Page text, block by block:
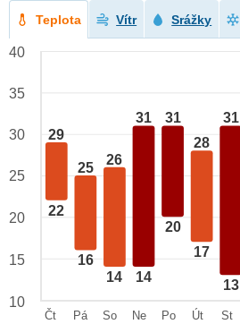
Teplota Vítr Srážky
29
22
25
16
26
14
31
14
31
20
28
17
31
13
40
35
30
25
20
15
10
Čt
Pá
So
Ne
Po
Út
St